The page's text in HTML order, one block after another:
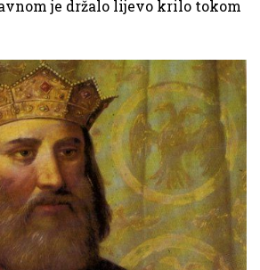
je držalo lijevo krilo tokom